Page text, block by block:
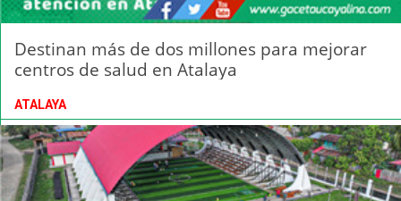
Destinan más de dos millones para mejorar
centros de salud en Atalaya
ATALAYA